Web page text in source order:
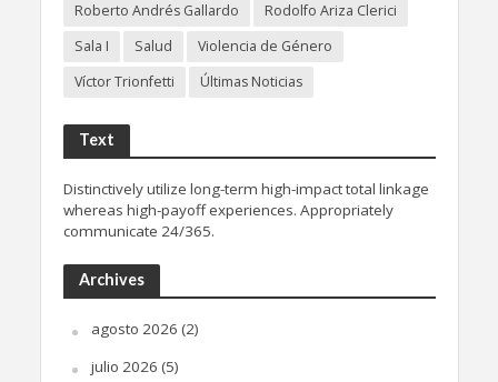
Roberto Andrés Gallardo
Rodolfo Ariza Clerici
Sala I
Salud
Violencia de Género
Víctor Trionfetti
Últimas Noticias
Text
Distinctively utilize long-term high-impact total linkage
whereas high-payoff experiences. Appropriately
communicate 24/365.
Archives
agosto 2026 (2)
julio 2026 (5)